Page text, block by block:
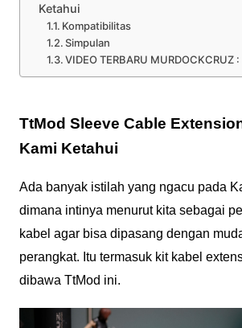
Ketahui
Kompatibilitas
Simpulan
VIDEO TERBARU MURDOCKCRUZ :
TtMod Sleeve Cable
Kami Ketahui
Ada banyak istilah yang ngacu pada
dimana intinya menurut kita sebagai
kabel agar bisa dipasang dengan
perangkat. Itu termasuk kit kabel
dibawa TtMod ini.